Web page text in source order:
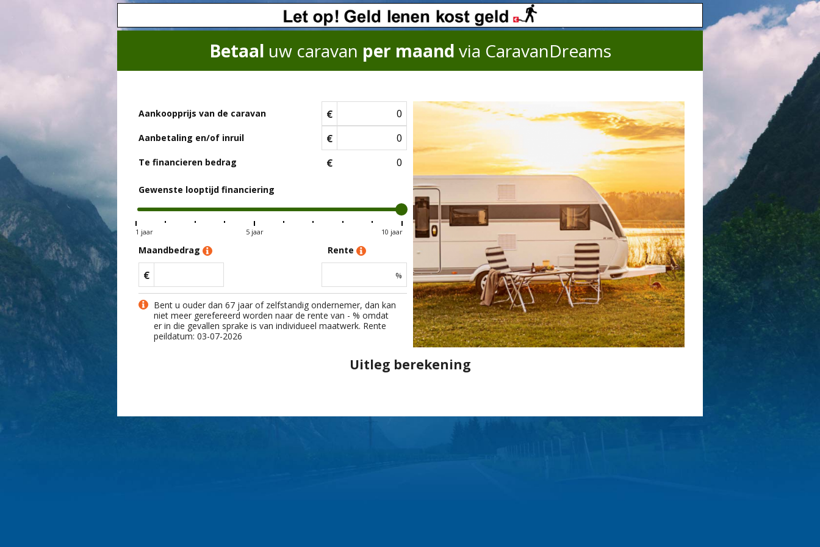
Betaal uw caravan per maand via CaravanDreams
Aankoopprijs van de caravan €
Aanbetaling en/of inruil €
Te financieren bedrag €
Gewenste looptijd financiering
1 jaar 5 jaar 10 jaar
Maandbedrag
€
Rente
%
Bent u ouder dan 67 jaar of zelfstandig ondernemer, dan kan
niet meer gerefereerd worden naar de rente van - % omdat
er in die gevallen sprake is van individueel maatwerk. Rente
peildatum: 03-07-2026
Uitleg berekening